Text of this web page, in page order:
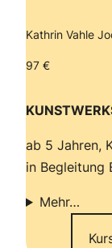
Kathrin Vahle
97 €
ab 5 Jahren,
in Begleitung
Mehr…